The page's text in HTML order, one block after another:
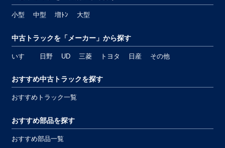
小型 中型 増ﾄﾝ 大型
中古トラックを「メーカー」から探す
いすゞ 日野 UD 三菱 トヨタ 日産 その他
おすすめ中古トラックを探す
おすすめトラック一覧
おすすめ部品を探す
おすすめ部品一覧